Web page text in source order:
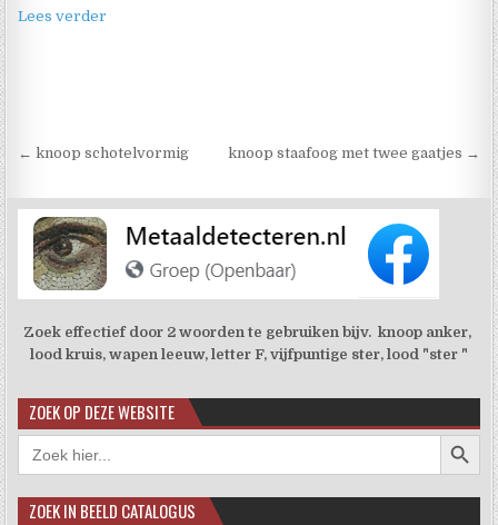
Lees verder
Berichtnavigatie
← knoop schotelvormig knoop staafoog met twee gaatjes →
Zoek effectief door 2 woorden te gebruiken bijv. knoop anker,
lood kruis, wapen leeuw, letter F, vijfpuntige ster, lood "ster "
ZOEK OP DEZE WEBSITE
Zoek
naar:
ZOEK IN BEELD CATALOGUS